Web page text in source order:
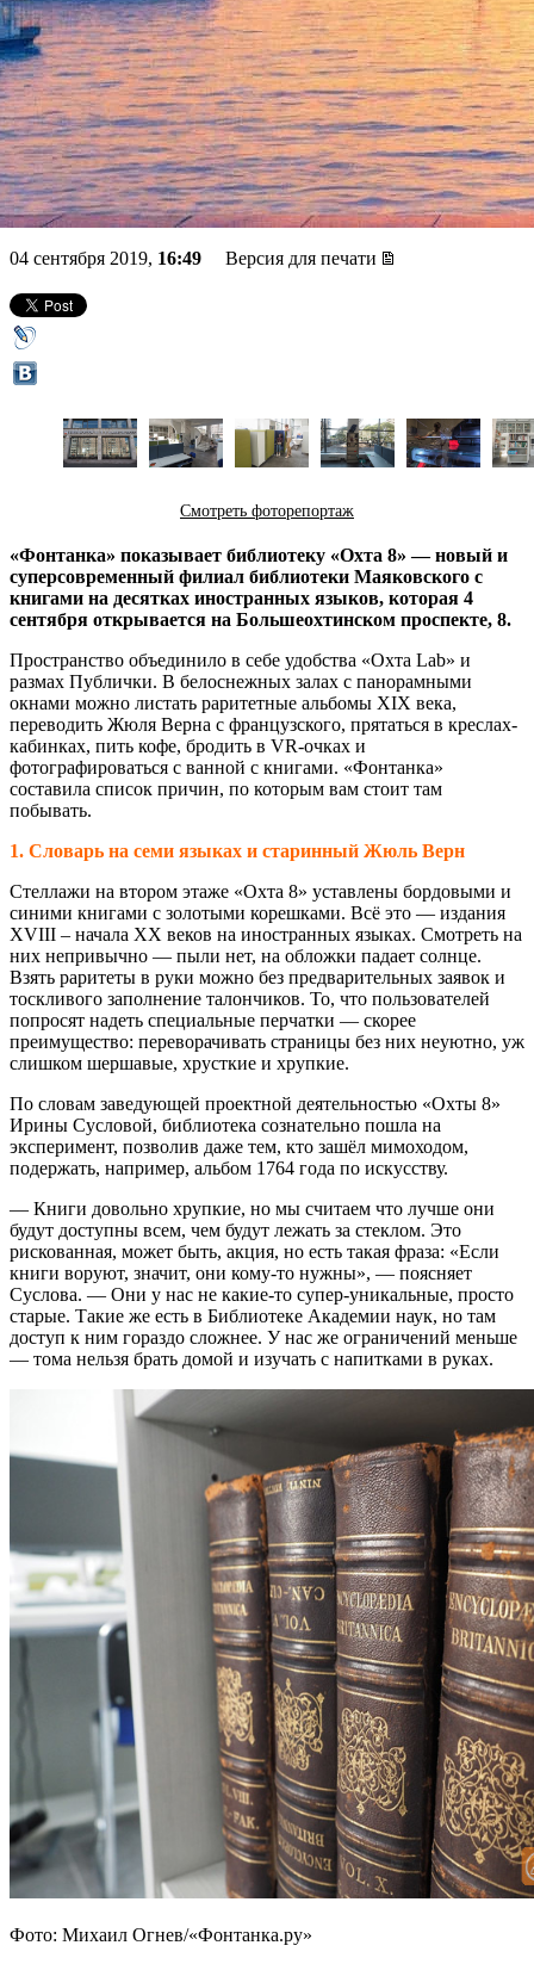
«Камасутра» на чешском,
ванна и 3D-черепа: Чем
удивит петербуржцев
библиотека «Охта 8»
04 сентября 2019, 16:49 Версия для печати
Смотреть фоторепортаж
«Фонтанка» показывает библиотеку «Охта 8» — новый и
суперсовременный филиал библиотеки Маяковского с
книгами на десятках иностранных языков, которая 4
сентября открывается на Большеохтинском проспекте, 8.
Пространство объединило в себе удобства «Охта Lab» и
размах Публички. В белоснежных залах с панорамными
окнами можно листать раритетные альбомы XIX века,
переводить Жюля Верна с французского, прятаться в креслах-
кабинках, пить кофе, бродить в VR-очках и
фотографироваться с ванной с книгами. «Фонтанка»
составила список причин, по которым вам стоит там
побывать.
1. Словарь на семи языках и старинный Жюль Верн
Стеллажи на втором этаже «Охта 8» уставлены бордовыми и
синими книгами с золотыми корешками. Всё это — издания
XVIII – начала XX веков на иностранных языках. Смотреть на
них непривычно — пыли нет, на обложки падает солнце.
Взять раритеты в руки можно без предварительных заявок и
тоскливого заполнение талончиков. То, что пользователей
попросят надеть специальные перчатки — скорее
преимущество: переворачивать страницы без них неуютно, уж
слишком шершавые, хрусткие и хрупкие.
По словам заведующей проектной деятельностью «Охты 8»
Ирины Сусловой, библиотека сознательно пошла на
эксперимент, позволив даже тем, кто зашёл мимоходом,
подержать, например, альбом 1764 года по искусству.
— Книги довольно хрупкие, но мы считаем что лучше они
будут доступны всем, чем будут лежать за стеклом. Это
рискованная, может быть, акция, но есть такая фраза: «Если
книги воруют, значит, они кому-то нужны», — поясняет
Суслова. — Они у нас не какие-то супер-уникальные, просто
старые. Такие же есть в Библиотеке Академии наук, но там
доступ к ним гораздо сложнее. У нас же ограничений меньше
— тома нельзя брать домой и изучать с напитками в руках.
Фото: Михаил Огнев/«Фонтанка.ру»